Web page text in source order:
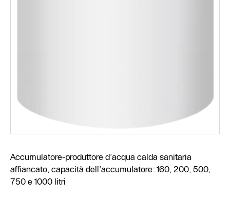
Accumulatore-produttore d’acqua calda sanitaria
affiancato, capacità dell’accumulatore: 160, 200, 500,
750 e 1000 litri